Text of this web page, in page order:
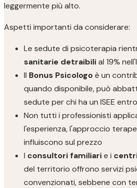
leggermente più alto.
Aspetti importanti da considerare:
Le sedute di psicoterapia
sanitarie detraibilial 19%
Il Bonus Psicologoè un
quando disponibile, può
sedute per chi ha un ISEE
Non tutti i professionisti
l'esperienza, l'approccio
influiscono sul prezzo
I consultori familiarie i
del territorio offrono servizi
convenzionati, sebbene con